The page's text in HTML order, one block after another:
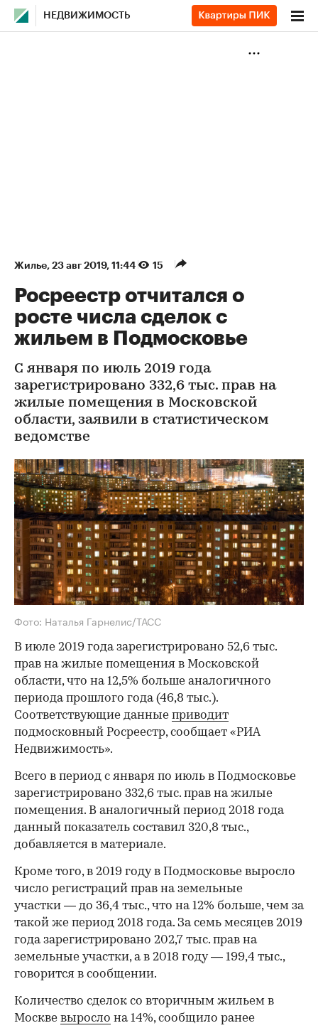
НЕДВИЖИМОСТЬ
Жилье⁠, 23 авг 2019, 11:44 15
Росреестр отчитался о
росте числа сделок с
жильем в Подмосковье
С января по июль 2019 года
зарегистрировано 332,6 тыс. прав на
жилые помещения в Московской
области, заявили в статистическом
ведомстве
Фото: Наталья Гарнелис/ТАСС
В июле 2019 года зарегистрировано 52,6 тыс.
прав на жилые помещения в Московской
области, что на 12,5% больше аналогичного
периода прошлого года (46,8 тыс.).
Соответствующие данные приводит
подмосковный Росреестр, сообщает «РИА
Недвижимость».
Всего в период с января по июль в Подмосковье
зарегистрировано 332,6 тыс. прав на жилые
помещения. В аналогичный период 2018 года
данный показатель составил 320,8 тыс.,
добавляется в материале.
Кроме того, в 2019 году в Подмосковье выросло
число регистраций прав на земельные
участки — до 36,4 тыс., что на 12% больше, чем за
такой же период 2018 года. За семь месяцев 2019
года зарегистрировано 202,7 тыс. прав на
земельные участки, а в 2018 году — 199,4 тыс.,
говорится в сообщении.
Количество сделок со вторичным жильем в
Москве выросло на 14%, сообщило ранее